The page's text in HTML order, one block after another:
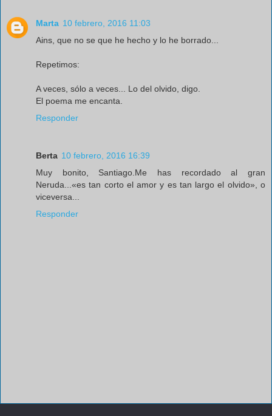
Marta 10 febrero, 2016 11:03
Ains, que no se que he hecho y lo he borrado...
Repetimos:
A veces, sólo a veces... Lo del olvido, digo.
El poema me encanta.
Responder
Berta 10 febrero, 2016 16:39
Muy bonito, Santiago.Me has recordado al gran
Neruda...«es tan corto el amor y es tan largo el olvido», o
viceversa...
Responder